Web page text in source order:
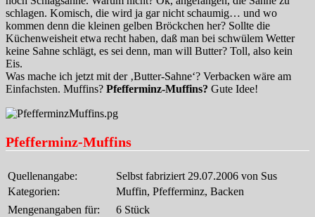
schlagen. Komisch, die wird ja gar nicht schaumig… und wo
kommen denn die kleinen gelben Bröckchen her? Sollte die
Küchenweisheit etwa recht haben, daß man bei schwülem Wetter
keine Sahne schlägt, es sei denn, man will Butter? Toll, also kein
Eis.
Was mache ich jetzt mit der ‚Butter-Sahne‘? Verbacken wäre am
Einfachsten. Muffins? Pfefferminz-Muffins? Gute Idee!
Pfefferminz-Muffins
Quellenangabe:
Selbst fabriziert 29.07.2006 von Sus
Kategorien:
Muffin, Pfefferminz, Backen
Mengenangaben für:
6 Stück